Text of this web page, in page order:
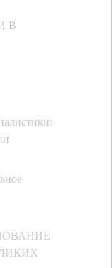
В